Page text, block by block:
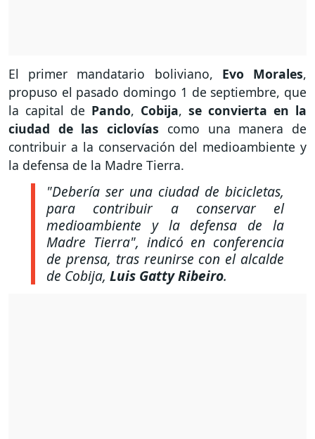
El primer mandatario boliviano, Evo Morales,
propuso el pasado domingo 1 de septiembre, que
la capital de Pando, Cobija, se convierta en la
ciudad de las ciclovías como una manera de
contribuir a la conservación del medioambiente y
la defensa de la Madre Tierra.
"Debería ser una ciudad de bicicletas,
para contribuir a conservar el
medioambiente y la defensa de la
Madre Tierra", indicó en conferencia
de prensa, tras reunirse con el alcalde
de Cobija, Luis Gatty Ribeiro.